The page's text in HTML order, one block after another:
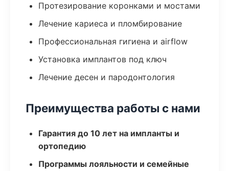
Протезирование коронками и мостами
Лечение кариеса и пломбирование
Профессиональная гигиена и airflow
Установка имплантов под ключ
Лечение десен и пародонтология
Преимущества работы с нами
Гарантия до 10 лет на импланты и
ортопедию
Программы лояльности и семейные